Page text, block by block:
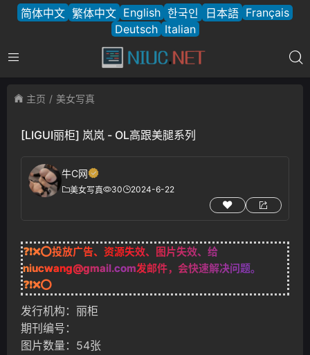
简体中文 繁体中文 English 한국인 日本語 Français
Deutsch Italian
主页 美女写真
[LIGUI丽柜] 岚岚 - OL高跟美腿系列
牛C网
美女写真 30 2024-6-22
❓❗❌⭕投放广告、资源失效、图片失效、给
niucwang@gmail.com发邮件，会快速解决问题。
❓❗❌⭕
发行机构：丽柜
期刊编号：
图片数量：54张